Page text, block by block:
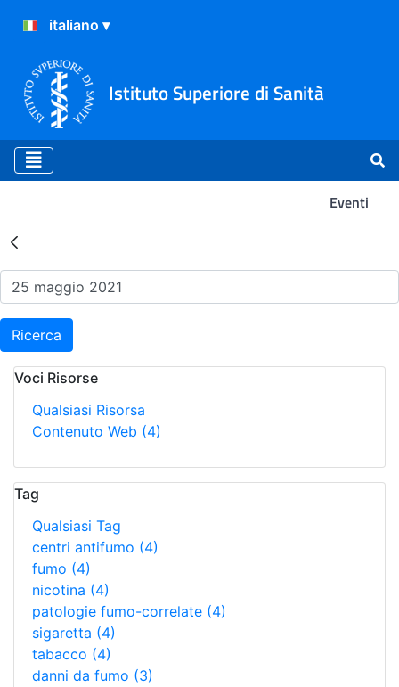
Istituto Superiore di Sanità
Eventi
Risultati della Ricerca -
Ricerca
Voci Risorse
Qualsiasi Risorsa
Contenuto Web (4)
Tag
Qualsiasi Tag
centri antifumo (4)
fumo (4)
nicotina (4)
patologie fumo-correlate (4)
sigaretta (4)
tabacco (4)
danni da fumo (3)